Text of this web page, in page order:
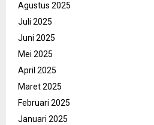
Agustus 2025
Juli 2025
Juni 2025
Mei 2025
April 2025
Maret 2025
Februari 2025
Januari 2025